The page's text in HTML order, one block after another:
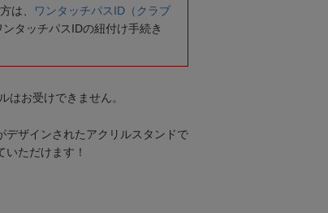
は、
ワンタッチパスID（クラブ
ンタッチパスIDの紐付け手続き
お受けできません。
デザインされたアクリルスタンドで
ただけます！